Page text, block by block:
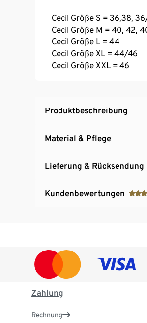
Cecil Größe S = 36,38,
Cecil Größe M = 40, 42,
Cecil Größe L = 44
Cecil Größe XL = 44/46
Cecil Größe XXL = 46
Produktbeschreibung
Material & Pflege
Lieferung & Rücksendung
Kundenbewertungen
Zahlung
Rechnung